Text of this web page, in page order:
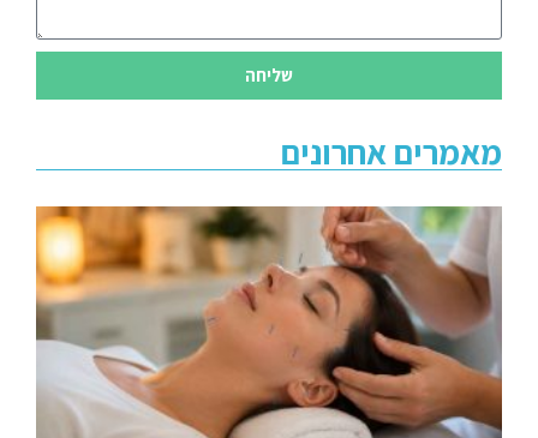
שליחה
מאמרים אחרונים